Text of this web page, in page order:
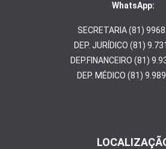
WhatsApp:
SECRETARIA (81)
DEP. JURÍDICO (81)
DEP.FINANCEIRO (81)
DEP. MÉDICO (81)